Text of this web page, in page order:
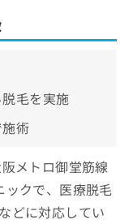
毛を実施
術
メトロ御堂筋線
クで、医療脱毛
どに対応してい